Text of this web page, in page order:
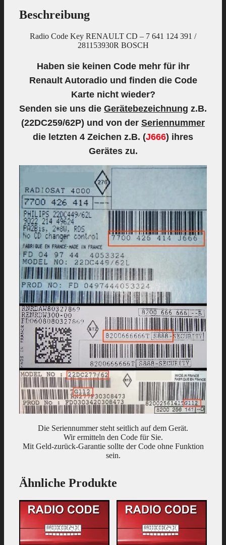
Menge
Beschreibung
Radio Code Key RENAULT CD – 7 641 124 391 /
281153930R BOSCH
Haben sie keinen Code mehr für ihr
Renault Autoradio und finden die Code
Karte nicht wieder?
Senden sie uns die Gerätebezeichnung z.B.
(22DC259/62P) und von der Seriennummer
die letzten 4 Zeichen z.B. (J666) ihres
Gerätes zu.
Die Seriennummer steht seitlich auf dem Gerät.
Wir ermitteln den Code für Sie.
Mit Geld-zurück-Garantie sollte der Code ohne Funktion
sein.
Ähnliche Produkte